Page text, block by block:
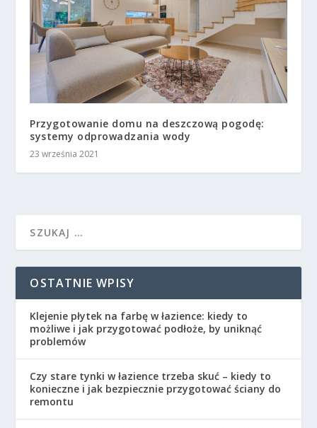
Przygotowanie domu na deszczową pogodę:
systemy odprowadzania wody
23 września 2021
OSTATNIE WPISY
Klejenie płytek na farbę w łazience: kiedy to
możliwe i jak przygotować podłoże, by uniknąć
problemów
Czy stare tynki w łazience trzeba skuć – kiedy to
konieczne i jak bezpiecznie przygotować ściany do
remontu